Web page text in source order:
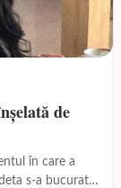
de
în care a
s-a bucurat